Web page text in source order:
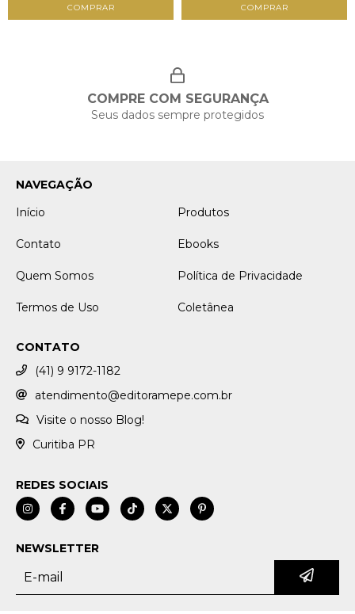
COMPRAR COMPRAR
COMPRE COM SEGURANÇA
Seus dados sempre protegidos
NAVEGAÇÃO
Início
Produtos
Contato Ebooks
Quem Somos Política de Privacidade
Termos de Uso Coletânea
CONTATO
(41) 9 9172-1182
atendimento@editoramepe.com.br
Visite o nosso Blog!
Curitiba PR
REDES SOCIAIS
NEWSLETTER